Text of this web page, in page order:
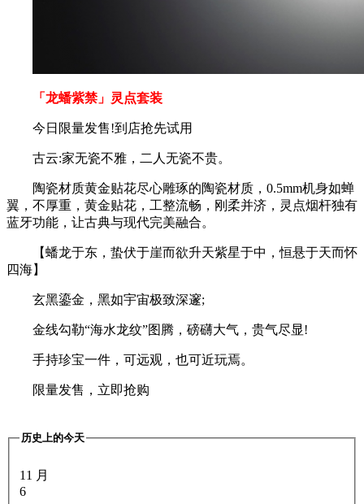
「龙蟠紫禁」灵点套装
今日限量发售!到店抢先试用
古云:家无瓷不雅，二人无瓷不贵。
陶瓷材质黄金贴花尽心雕琢的陶瓷材质，0.5mm机身如蝉
翼，不厚重，黄金贴花，工整流畅，刚柔并济，灵点烟杆独有
蓝牙功能，让古典与现代完美融合。
【蟠龙于东，蛰伏于崖而欲升天紫星于中，恒悬于天而怀
四海】
玄黑鎏金，黑如宇宙极致深邃;
金线勾勒“海水龙纹”图腾，磅礴大气，贵气尽显!
手持珍宝一件，可远观，也可近玩焉。
限量发售，立即抢购
历史上的今天
11 月
6